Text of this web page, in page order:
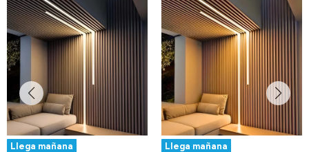
Llega mañana Llega mañana